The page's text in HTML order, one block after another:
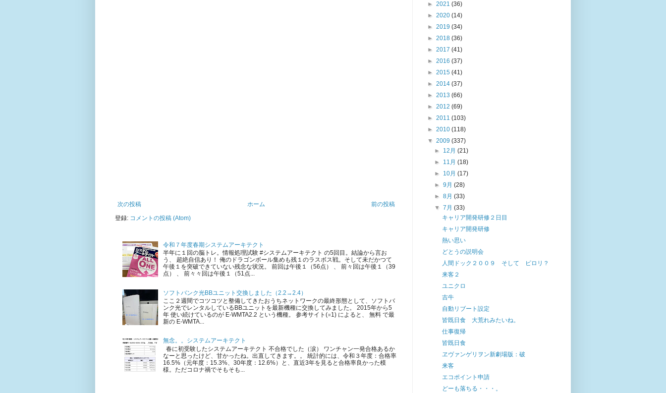
次の投稿 前の投稿
ホーム
登録: コメントの投稿 (Atom)
令和７年度春期システムアーキテクト
半年に１回の脳トレ。情報処理試験 #システムアーキテクト の5回目。結論から言お
う、 超絶自信あり！ 俺のドラゴンボール集めも残１のラスボス戦。そして未だかつて
午後１を突破できていない残念な状況。 前回は午後１（56点） 、 前々回は午後１（39
点） 、 前々々回は午後１（51点...
ソフトバンク光BBユニット交換しました（2.2→2.4）
ここ２週間でコツコツと整備してきたおうちネットワークの最終形態として、ソフトバ
ンク光でレンタルしているBBユニットを最新機種に交換してみました。 2015年から5
年 使い続けているのが E-WMTA2.2 という機種。 参考サイト(※1) によると、 無料 で最
新の E-WMTA...
無念。。システムアーキテクト
春に初受験したシステムアーキテクト 不合格でした（涙） ワンチャン一発合格あるか
なーと思ったけど、甘かったね。出直してきます。。 統計的には、令和３年度：合格率
16.5%（元年度：15.3%、30年度：12.6%）と、直近3年を見ると合格率良かった模
様。ただコロナ禍でそもそも...
► 2021 (36)
► 2020 (14)
► 2019 (34)
► 2018 (36)
► 2017 (41)
► 2016 (37)
► 2015 (41)
► 2014 (37)
► 2013 (66)
► 2012 (69)
► 2011 (103)
► 2010 (118)
▼ 2009 (337)
► 12月(21)
► 11月(18)
► 10月(17)
►9月(28)
►8月(33)
▼7月(33)
キャリア開発研修２日目
キャリア開発研修
熱い思い
どとうの説明会
人間ドック２００９ そして ピロリ？
来客２
ユニクロ
吉牛
自動リブート設定
皆既日食 大荒れみたいね。
仕事復帰
皆既日食
ヱヴァンゲリヲン新劇場版：破
来客
エコポイント申請
どーも落ちる・・・。